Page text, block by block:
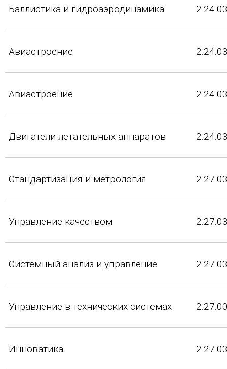
Баллистика и гидроаэродинамика
Авиастроение
Авиастроение
Двигатели летательных аппаратов
Стандартизация и метрология
Управление качеством
Системный анализ и управление
Управление в технических системах
Инноватика